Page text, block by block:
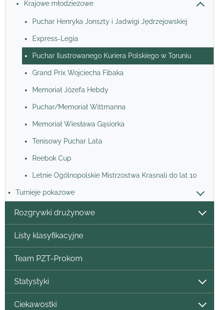
Krajowe młodzieżowe
Puchar Henryka Jonszty i Jadwigi Jędrzejowskiej
Express-Legia
Puchar Ilustrowanego Kuriera Polskiego w Toruniu
Grand Prix Wojciecha Fibaka
Memoriał Józefa Hebdy
Puchar/Memoriał Wittmanna
Memoriał Wiesława Gąsiorka
Tenisowy Puchar Lata
Reebok Cup
Letnie Ogólnopolskie Mistrzostwa Krasnali do lat 10
Turnieje pokazowe
Rozgrywki drużynowe
Listy klasyfikacyjne
Team PZT-Prokom
Statystyki
Ciekawostki